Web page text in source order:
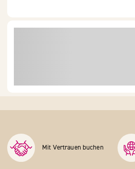
Mit Vertrauen buchen